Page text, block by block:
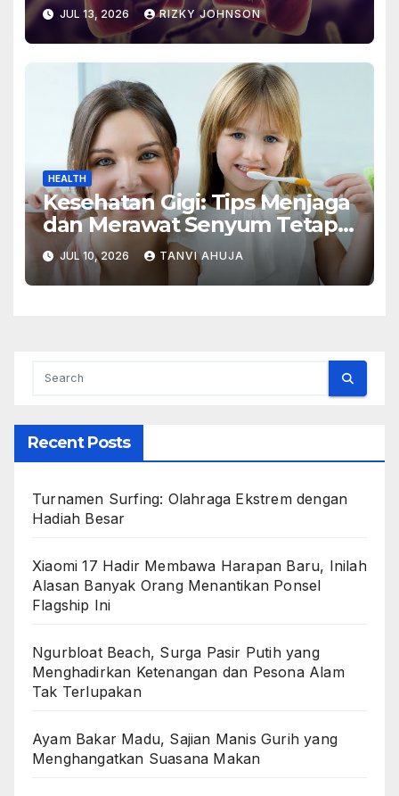
JUL 13, 2026 RIZKY JOHNSON
HEALTH
Kesehatan Gigi: Tips Menjaga
dan Merawat Senyum Tetap
Sehat
JUL 10, 2026 TANVI AHUJA
Recent Posts
Turnamen Surfing: Olahraga Ekstrem dengan
Hadiah Besar
Xiaomi 17 Hadir Membawa Harapan Baru, Inilah
Alasan Banyak Orang Menantikan Ponsel
Flagship Ini
Ngurbloat Beach, Surga Pasir Putih yang
Menghadirkan Ketenangan dan Pesona Alam
Tak Terlupakan
Ayam Bakar Madu, Sajian Manis Gurih yang
Menghangatkan Suasana Makan